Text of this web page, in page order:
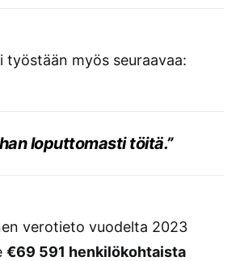
työstään myös seuraavaa:
loputtomasti töitä.”
verotieto vuodelta 2023
€69 591 henkilökohtaista